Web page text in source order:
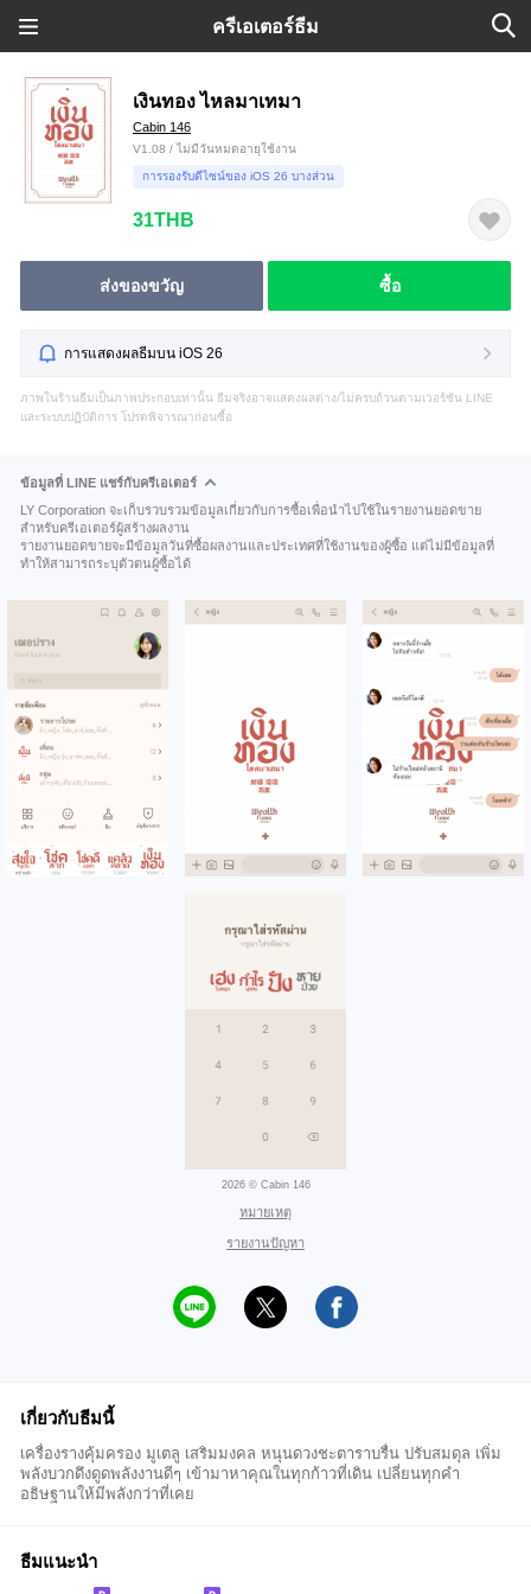
ครีเอเตอร์ธีม
เงินทอง ไหลมาเทมา
Cabin 146
V1.08 / ไม่มีวันหมดอายุใช้งาน
การรองรับดีไซน์ของ iOS 26 บางส่วน
31THB
ส่งของขวัญ ซื้อ
การแสดงผลธีมบน iOS 26
ภาพในร้านธีมเป็นภาพประกอบเท่านั้น ธีมจริงอาจแสดงผลต่าง/ไม่ครบถ้วนตามเวอร์ชัน LINE
และระบบปฏิบัติการ โปรดพิจารณาก่อนซื้อ
ข้อมูลที่ LINE แชร์กับครีเอเตอร์
LY Corporation จะเก็บรวบรวมข้อมูลเกี่ยวกับการซื้อเพื่อนำไปใช้ในรายงานยอดขาย
สำหรับครีเอเตอร์ผู้สร้างผลงาน
รายงานยอดขายจะมีข้อมูลวันที่ซื้อผลงานและประเทศที่ใช้งานของผู้ซื้อ แต่ไม่มีข้อมูลที่
ทำให้สามารถระบุตัวตนผู้ซื้อได้
2026 © Cabin 146
หมายเหตุ
รายงานปัญหา
เกี่ยวกับธีมนี้
เครื่องรางคุ้มครอง มูเตลู เสริมมงคล หนุนดวงชะตาราบรื่น ปรับสมดุล เพิ่ม
พลังบวกดึงดูดพลังงานดีๆ เข้ามาหาคุณในทุกก้าวที่เดิน เปลี่ยนทุกคำ
อธิษฐานให้มีพลังกว่าที่เคย
ธีมแนะนำ